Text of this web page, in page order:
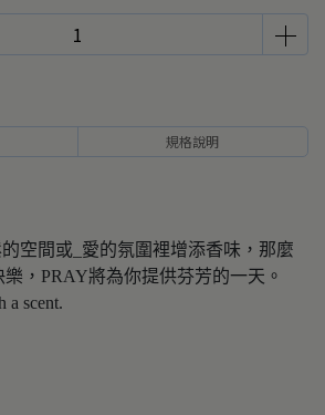
規格說明
空間或_愛的氛圍裡增添香味，那麼
，PRAY將為你提供芬芳的一天。
a scent.